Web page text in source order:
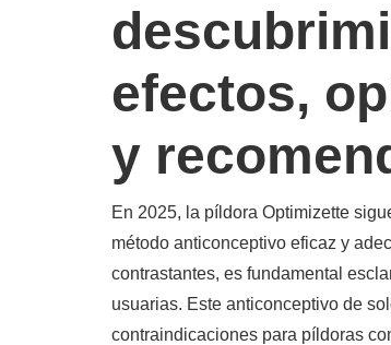
efectos,
y
En 2025, la píldora Optimizette
método anticonceptivo eficaz y
contrastantes, es fundamental
usuarias. Este anticonceptivo de
contraindicaciones para píldoras